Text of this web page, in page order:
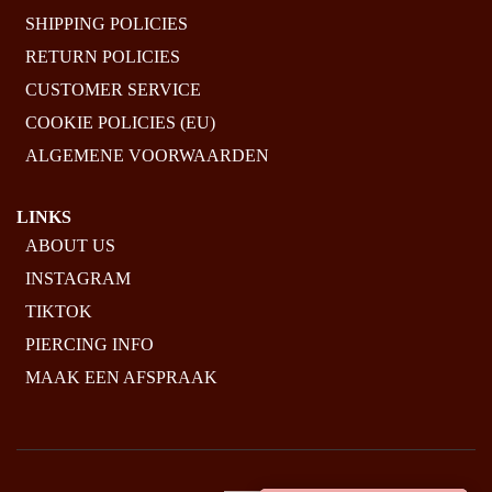
SHIPPING POLICIES
RETURN POLICIES
CUSTOMER SERVICE
COOKIE POLICIES (EU)
ALGEMENE VOORWAARDEN
LINKS
ABOUT US
INSTAGRAM
TIKTOK
PIERCING INFO
MAAK EEN AFSPRAAK